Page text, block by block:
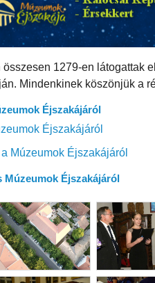
összesen 1279-en látogattak
Mindenkinek köszönjük a
Éjszakájáról
Éjszakájáról
Múzeumok Éjszakájáról
Múzeumok Éjszakájáról